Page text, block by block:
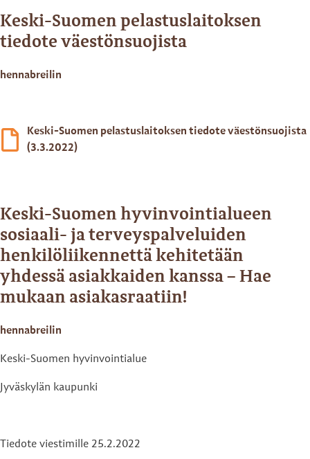
Keski-Suomen pelastuslaitoksen
tiedote väestönsuojista
hennabreilin
Keski-Suomen pelastuslaitoksen tiedote väestönsuojista
(3.3.2022)
Keski-Suomen hyvinvointialueen
sosiaali- ja terveyspalveluiden
henkilöliikennettä kehitetään
yhdessä asiakkaiden kanssa – Hae
mukaan asiakasraatiin!
hennabreilin
Keski-Suomen hyvinvointialue
Jyväskylän kaupunki
Tiedote viestimille 25.2.2022